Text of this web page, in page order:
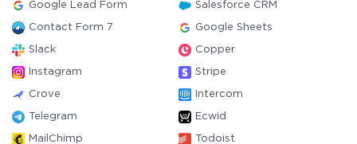
Google Lead Form Salesforce CRM
Contact Form 7 Google Sheets
Slack Copper
Instagram Stripe
Crove Intercom
Telegram Ecwid
MailChimp Todoist